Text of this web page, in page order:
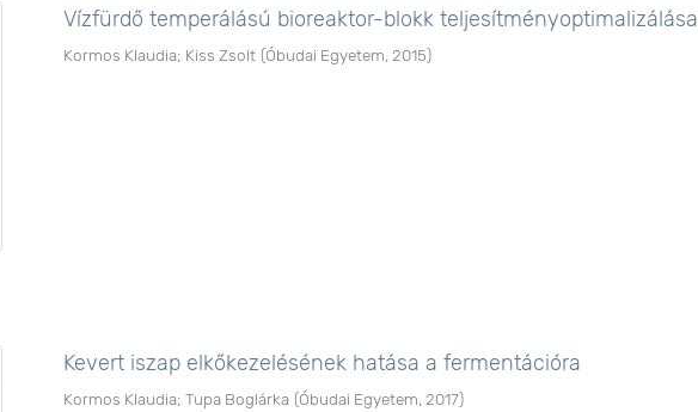
Vízfürdő temperálású bioreaktor-blokk teljesítményoptimalizálása
Kormos Klaudia; Kiss Zsolt (Óbudai Egyetem 2015)
Kevert iszap elkőkezelésének hatása a fermentációra
Kormos Klaudia;Tupa Boglárka (Óbudai Egyetem 2017)